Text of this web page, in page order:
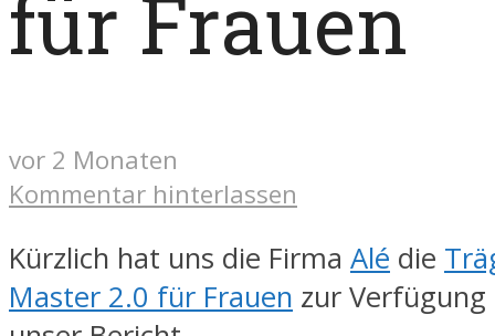
für Frauen
vor 2 Monaten
Kommentar hinterlassen
Kürzlich hat uns die Firma Alé die
Master 2.0 für Frauen zur